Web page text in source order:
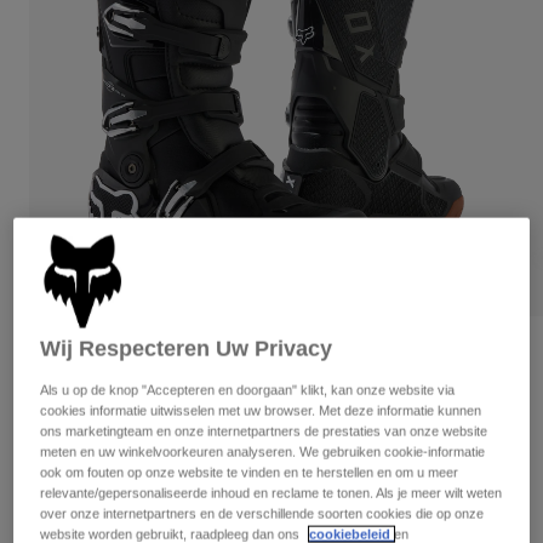
Broeken
Korte broeken
Jassen
Handschoenen
Beschermingen
Brillen
Sokken
Accessoires
Onderdelen
Broeken
Handschoenen
Jassen
Protections
Brillen
Tassen & Accessoires
Spare parts
Overhemden
Alles bekijken
Women
Hoodies en truien
Jassen
Leggings & Broeken
Shirts
Alles bekijken
Youth
Beschermers
Alles bekijken
Moto
Helmen
Pants
Boots
Beschermers
Gloves
Brillen
Beoordelingen
Laarzen Motion X
Artikelnummer29683
€ 292,49-€ 469,99
Wij Respecteren Uw Privacy
Als u op de knop "Accepteren en doorgaan" klikt, kan onze website via
cookies informatie uitwisselen met uw browser. Met deze informatie kunnen
ons marketingteam en onze internetpartners de prestaties van onze website
meten en uw winkelvoorkeuren analyseren. We gebruiken cookie-informatie
ook om fouten op onze website te vinden en te herstellen en om u meer
relevante/gepersonaliseerde inhoud en reclame te tonen. Als je meer wilt weten
over onze internetpartners en de verschillende soorten cookies die op onze
website worden gebruikt, raadpleeg dan ons
cookiebeleid en